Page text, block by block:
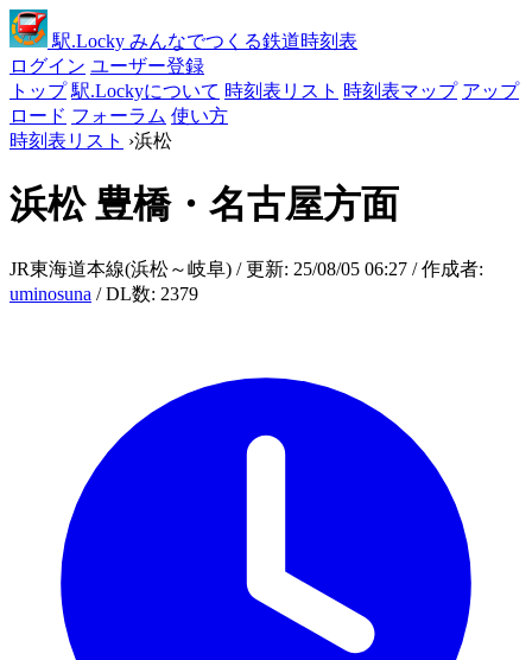
駅.Locky みんなでつくる鉄道時刻表
ログイン ユーザー登録
トップ 駅.Lockyについて 時刻表リスト 時刻表マップ アップ
ロード フォーラム 使い方
時刻表リスト ›浜松
浜松豊橋・名古屋方面
JR東海道本線(浜松～岐阜) / 更新: 25/08/05 06:27 / 作成者:
uminosuna / DL数: 2379